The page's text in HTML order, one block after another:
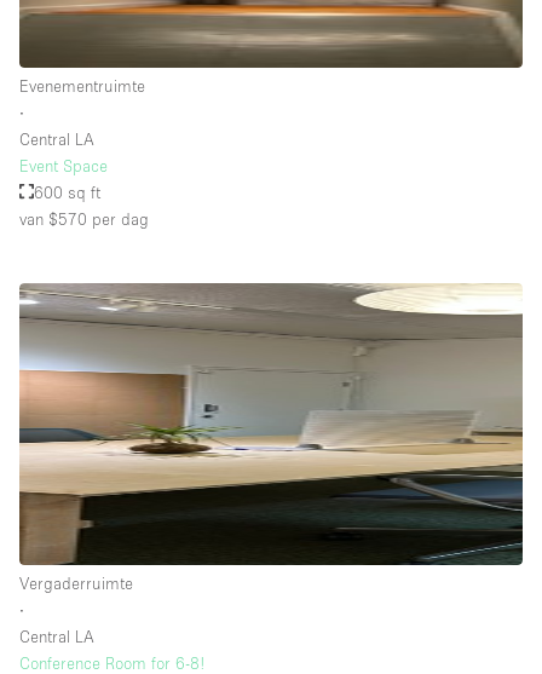
Schitterend uitzicht
Soundproof
Straatniveau
Toegankelijk voor mensen met handicap
Toonbanken
Verwarming
Voorraadkamer
Water Access
Whitebox / Minimaal
Evenementruimte
∙
Central LA
Event Space
600 sq ft
van $570 per dag
Vergaderruimte
∙
Central LA
Conference Room for 6-8!